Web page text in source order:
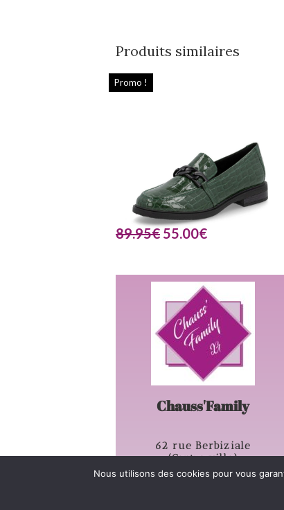
Produits similaires
Promo !
89.95€ 55.00€
Chauss'Family
62 rue Berbiziale
(Centre ville)
63500 – Issoire
Nous utilisons des cookies pour vous